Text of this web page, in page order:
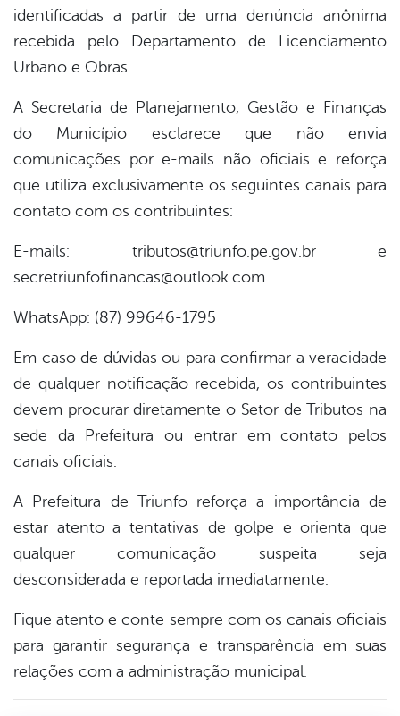
identificadas a partir de uma denúncia anônima
recebida pelo Departamento de Licenciamento
Urbano e Obras.
A Secretaria de Planejamento, Gestão e Finanças
do Município esclarece que não envia
comunicações por e-mails não oficiais e reforça
que utiliza exclusivamente os seguintes canais para
contato com os contribuintes:
E-mails: tributos@triunfo.pe.gov.br e
secretriunfofinancas@outlook.com
WhatsApp: (87) 99646-1795
Em caso de dúvidas ou para confirmar a veracidade
de qualquer notificação recebida, os contribuintes
devem procurar diretamente o Setor de Tributos na
sede da Prefeitura ou entrar em contato pelos
canais oficiais.
A Prefeitura de Triunfo reforça a importância de
estar atento a tentativas de golpe e orienta que
qualquer comunicação suspeita seja
desconsiderada e reportada imediatamente.
Fique atento e conte sempre com os canais oficiais
para garantir segurança e transparência em suas
relações com a administração municipal.